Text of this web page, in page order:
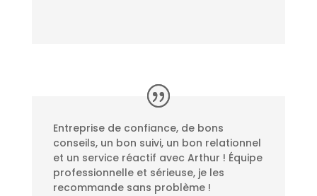
Entreprise de confiance, de bons
conseils, un bon suivi, un bon relationnel
et un service réactif avec Arthur ! Équipe
professionnelle et sérieuse, je les
recommande sans problème !